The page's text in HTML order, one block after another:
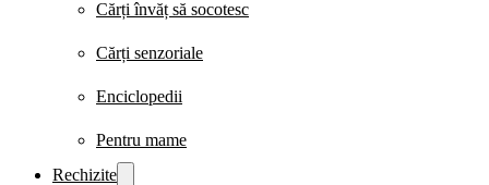
Cărți învăț să socotesc
Cărți senzoriale
Enciclopedii
Pentru mame
Rechizite